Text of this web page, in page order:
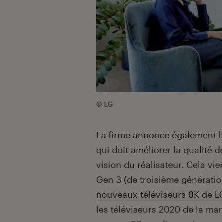
© LG
La firme annonce également
qui doit améliorer la qualité
vision du réalisateur. Cela
Gen 3 (de troisième
nouveaux téléviseurs 8K de
les téléviseurs 2020 de la